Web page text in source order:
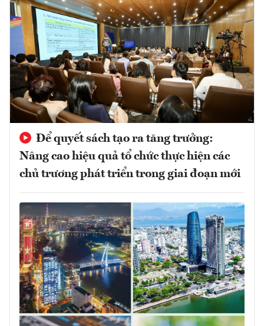
Để quyết sách tạo ra tăng trưởng:
Nâng cao hiệu quả tổ chức thực hiện các
chủ trương phát triển trong giai đoạn mới